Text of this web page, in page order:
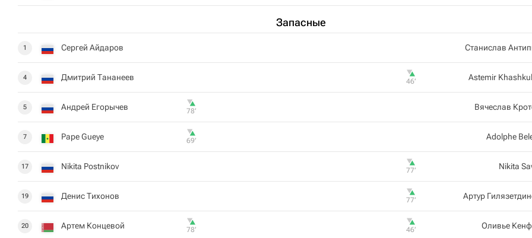
Запасные
1 Сергей Айдаров
4 Дмитрий Тананеев
5 Андрей Егорычев 78‎’‎
7 Pape Gueye 69‎’‎
17 Nikita Postnikov
19 Денис Тихонов
20 Артем Концевой 78‎’‎
Станислав
Astemir
46‎’‎
Вячеслав
Adolphe
Nikita
77‎’‎
Артур
77‎’‎
Оливье
46‎’‎